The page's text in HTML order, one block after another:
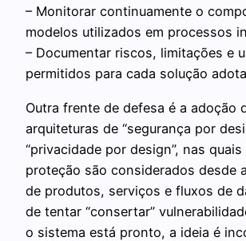
– Monitorar continuamente o
modelos utilizados em processos
– Documentar riscos, limitações e
permitidos para cada solução
Outra frente de defesa é a adoção
arquiteturas de “segurança por
“privacidade por design”, nas
proteção são considerados desde
de produtos, serviços e fluxos de
de tentar “consertar”
o sistema está pronto, a ideia é